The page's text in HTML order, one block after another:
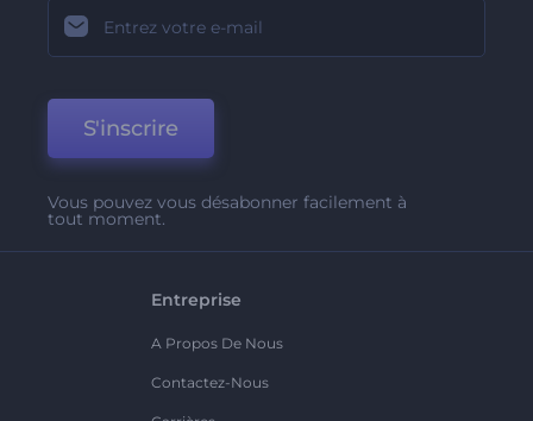
S'inscrire
Vous pouvez vous désabonner facilement à
tout moment.
Entreprise
A Propos De Nous
Contactez-Nous